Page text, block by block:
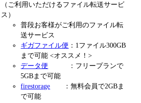
（ご利用いただけるファイル転送サービ
ス）
普段お客様がご利用のファイル転
送サービス
ギガファイル便 ：1ファイル300GB
まで可能<オススメ！>
データ便 ：フリープランで
5GBまで可能
firestorage ：無料会員で2GBま
で可能